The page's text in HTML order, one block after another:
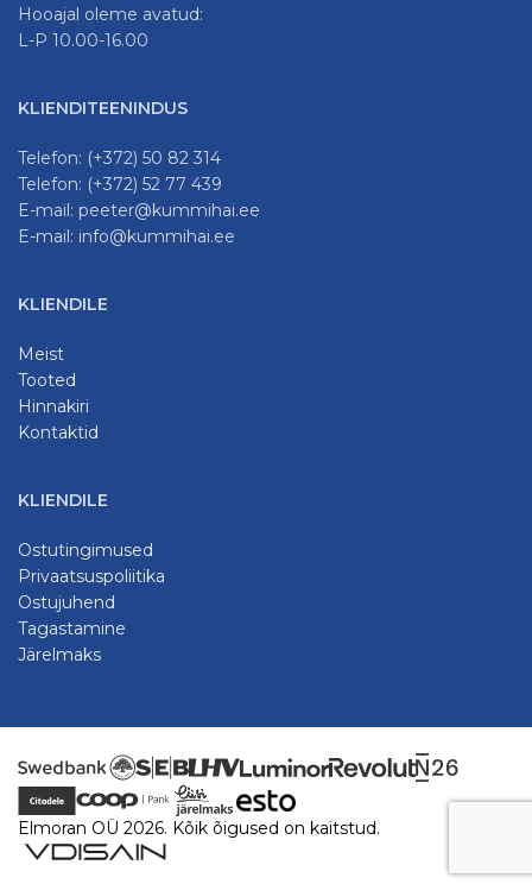
Hooajal oleme avatud:
L-P 10.00-16.00
KLIENDITEENINDUS
Telefon: (+372) 50 82 314
Telefon: (+372) 52 77 439
E-mail: peeter@kummihai.ee
E-mail: info@kummihai.ee
KLIENDILE
Meist
Tooted
Hinnakiri
Kontaktid
KLIENDILE
Ostutingimused
Privaatsuspoliitika
Ostujuhend
Tagastamine
Järelmaks
Elmoran OÜ 2026. Kõik õigused on kaitstud.